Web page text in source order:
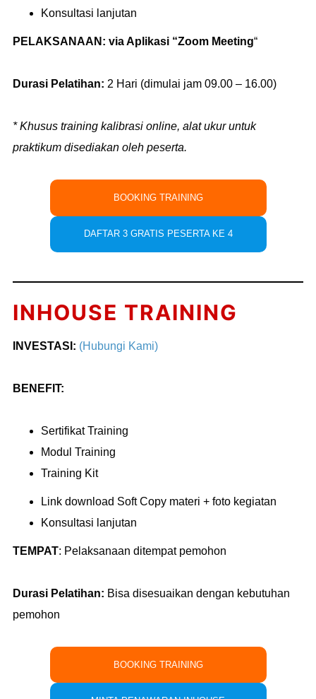
Konsultasi lanjutan
PELAKSANAAN: via Aplikasi “Zoom Meeting“
Durasi Pelatihan: 2 Hari (dimulai jam 09.00 – 16.00)
* Khusus training kalibrasi online, alat ukur untuk
praktikum disediakan oleh peserta.
BOOKING TRAINING
DAFTAR 3 GRATIS PESERTA KE 4
INHOUSE TRAINING
INVESTASI: (Hubungi Kami)
BENEFIT:
Sertifikat Training
Modul Training
Training Kit
Link download Soft Copy materi + foto kegiatan
Konsultasi lanjutan
TEMPAT: Pelaksanaan ditempat pemohon
Durasi Pelatihan: Bisa disesuaikan dengan kebutuhan
pemohon
BOOKING TRAINING